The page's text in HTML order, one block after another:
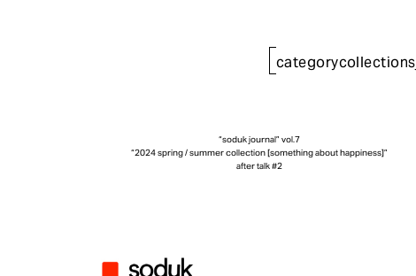
categorycollections
“soduk journal” vol.7
“2024 spring / summer collection [something about happiness]”
after talk #2